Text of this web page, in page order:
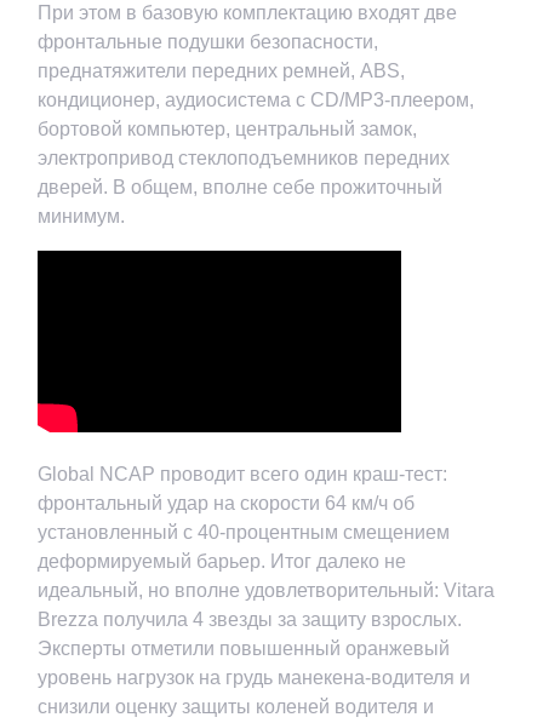
При этом в базовую комплектацию входят две
фронтальные подушки безопасности,
преднатяжители передних ремней, ABS,
кондиционер, аудиосистема с CD/MP3-плеером,
бортовой компьютер, центральный замок,
электропривод стеклоподъемников передних
дверей. В общем, вполне себе прожиточный
минимум.
Global NCAP проводит всего один краш-тест:
фронтальный удар на скорости 64 км/ч об
установленный с 40-процентным смещением
деформируемый барьер. Итог далеко не
идеальный, но вполне удовлетворительный: Vitara
Brezza получила 4 звезды за защиту взрослых.
Эксперты отметили повышенный оранжевый
уровень нагрузок на грудь манекена-водителя и
снизили оценку защиты коленей водителя и